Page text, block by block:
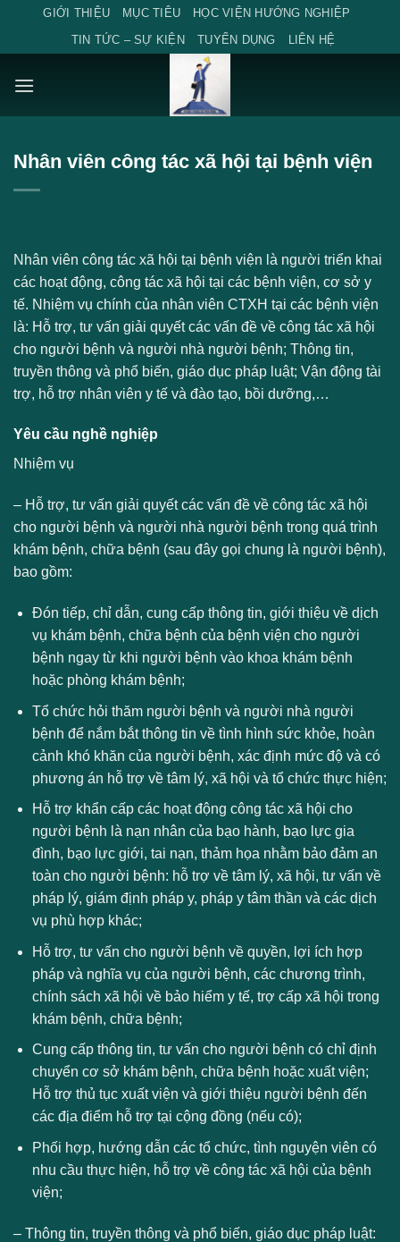
content
GIỚI THIỆU MỤC TIÊU
HỌC VIỆN HƯỚNG NGHIỆP
TIN TỨC – SỰ KIỆN
TUYỂN DỤNG LIÊN HỆ
Nhân viên công tác xã hội tại bệnh viện
Nhân viên công tác xã hội tại bệnh viện là người triển khai
các hoạt động, công tác xã hội tại các bệnh viện, cơ sở y
tế. Nhiệm vụ chính của nhân viên CTXH tại các bệnh viện
là: Hỗ trợ, tư vấn giải quyết các vấn đề về công tác xã hội
cho người bệnh và người nhà người bệnh; Thông tin,
truyền thông và phổ biến, giáo dục pháp luật; Vận động tài
trợ, hỗ trợ nhân viên y tế và đào tạo, bồi dưỡng,…
Yêu cầu nghề nghiệp
Nhiệm vụ
– Hỗ trợ, tư vấn giải quyết các vấn đề về công tác xã hội
cho người bệnh và người nhà người bệnh trong quá trình
khám bệnh, chữa bệnh (sau đây gọi chung là người bệnh),
bao gồm:
Đón tiếp, chỉ dẫn, cung cấp thông tin, giới thiệu về dịch
vụ khám bệnh, chữa bệnh của bệnh viện cho người
bệnh ngay từ khi người bệnh vào khoa khám bệnh
hoặc phòng khám bệnh;
Tổ chức hỏi thăm người bệnh và người nhà người
bệnh để nắm bắt thông tin về tình hình sức khỏe, hoàn
cảnh khó khăn của người bệnh, xác định mức độ và có
phương án hỗ trợ về tâm lý, xã hội và tổ chức thực hiện;
Hỗ trợ khẩn cấp các hoạt động công tác xã hội cho
người bệnh là nạn nhân của bạo hành, bạo lực gia
đình, bạo lực giới, tai nạn, thảm họa nhằm bảo đảm an
toàn cho người bệnh: hỗ trợ về tâm lý, xã hội, tư vấn về
pháp lý, giám định pháp y, pháp y tâm thần và các dịch
vụ phù hợp khác;
Hỗ trợ, tư vấn cho người bệnh về quyền, lợi ích hợp
pháp và nghĩa vụ của người bệnh, các chương trình,
chính sách xã hội về bảo hiểm y tế, trợ cấp xã hội trong
khám bệnh, chữa bệnh;
Cung cấp thông tin, tư vấn cho người bệnh có chỉ định
chuyển cơ sở khám bệnh, chữa bệnh hoặc xuất viện;
Hỗ trợ thủ tục xuất viện và giới thiệu người bệnh đến
các địa điểm hỗ trợ tại cộng đồng (nếu có);
Phối hợp, hướng dẫn các tổ chức, tình nguyện viên có
nhu cầu thực hiện, hỗ trợ về công tác xã hội của bệnh
viện;
– Thông tin, truyền thông và phổ biến, giáo dục pháp luật: